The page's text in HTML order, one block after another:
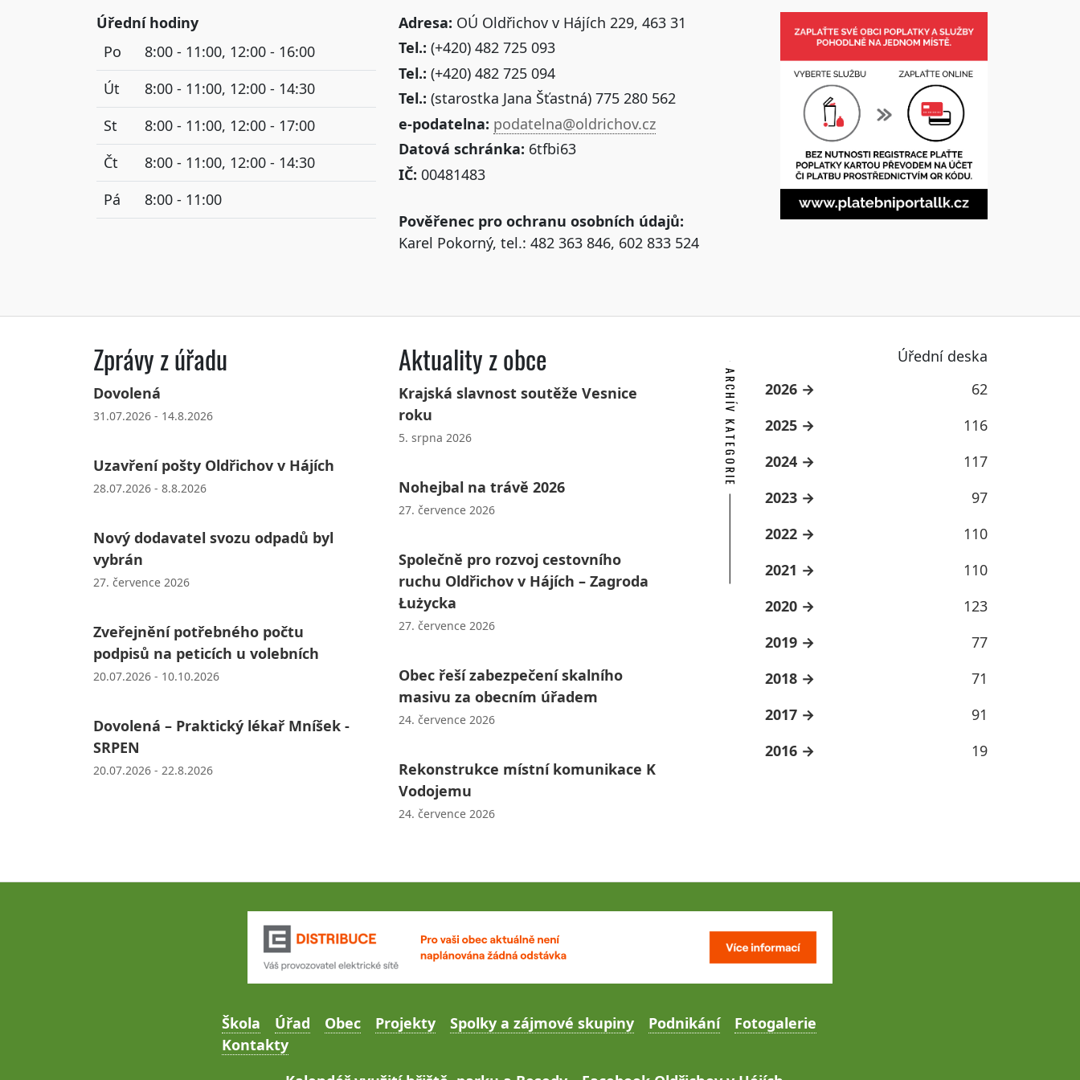
Úřední hodiny
Po
8:00 - 11:00, 12:00 - 16:00
Út
8:00 - 11:00, 12:00 - 14:30
St
8:00 - 11:00, 12:00 - 17:00
Čt
8:00 - 11:00, 12:00 - 14:30
Pá
8:00 - 11:00
Adresa: OÚ Oldřichov v Hájích 229, 463 31
Tel.: (+420) 482 725 093
Tel.: (+420) 482 725 094
Tel.: (starostka Jana Šťastná) 775 280 562
e-podatelna: podatelna@oldrichov.cz
Datová schránka: 6tfbi63
IČ: 00481483
Pověřenec pro ochranu osobních údajů:
Karel Pokorný, tel.: 482 363 846, 602 833 524
Zprávy z úřadu
Dovolená
31.07.2026 - 14.8.2026
Uzavření pošty Oldřichov v Hájích
28.07.2026 - 8.8.2026
Nový dodavatel svozu odpadů byl
vybrán
27. července 2026
Zveřejnění potřebného počtu
podpisů na peticích u volebních
20.07.2026 - 10.10.2026
Dovolená – Praktický lékař Mníšek -
SRPEN
20.07.2026 - 22.8.2026
Aktuality z obce
Krajská slavnost soutěže Vesnice
roku
5. srpna 2026
Nohejbal na trávě 2026
27. července 2026
Společně pro rozvoj cestovního
ruchu Oldřichov v Hájích – Zagroda
Łużycka
27. července 2026
Obec řeší zabezpečení skalního
masivu za obecním úřadem
24. července 2026
Rekonstrukce místní komunikace K
Vodojemu
24. července 2026
Úřední deska
ARCHÍV KATEGORIE 2026
62
2025
116
2024
117
2023
97
2022
110
2021
110
2020
123
2019
77
2018
71
2017
91
2016
19
Škola Úřad Obec Projekty Spolky a zájmové skupiny Podnikání
Fotogalerie
Kontakty